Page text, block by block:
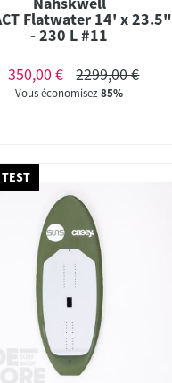
Flatwater 14' x 23.5"
- 230 L #11
350,00 €
2299,00 €
Vous économisez85%